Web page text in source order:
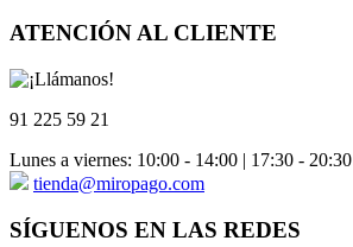
ATENCIÓN AL CLIENTE
91 225 59 21
Lunes a viernes: 10:00 - 14:00 | 17:30 - 20:30
tienda@miropago.com
SÍGUENOS EN LAS REDES